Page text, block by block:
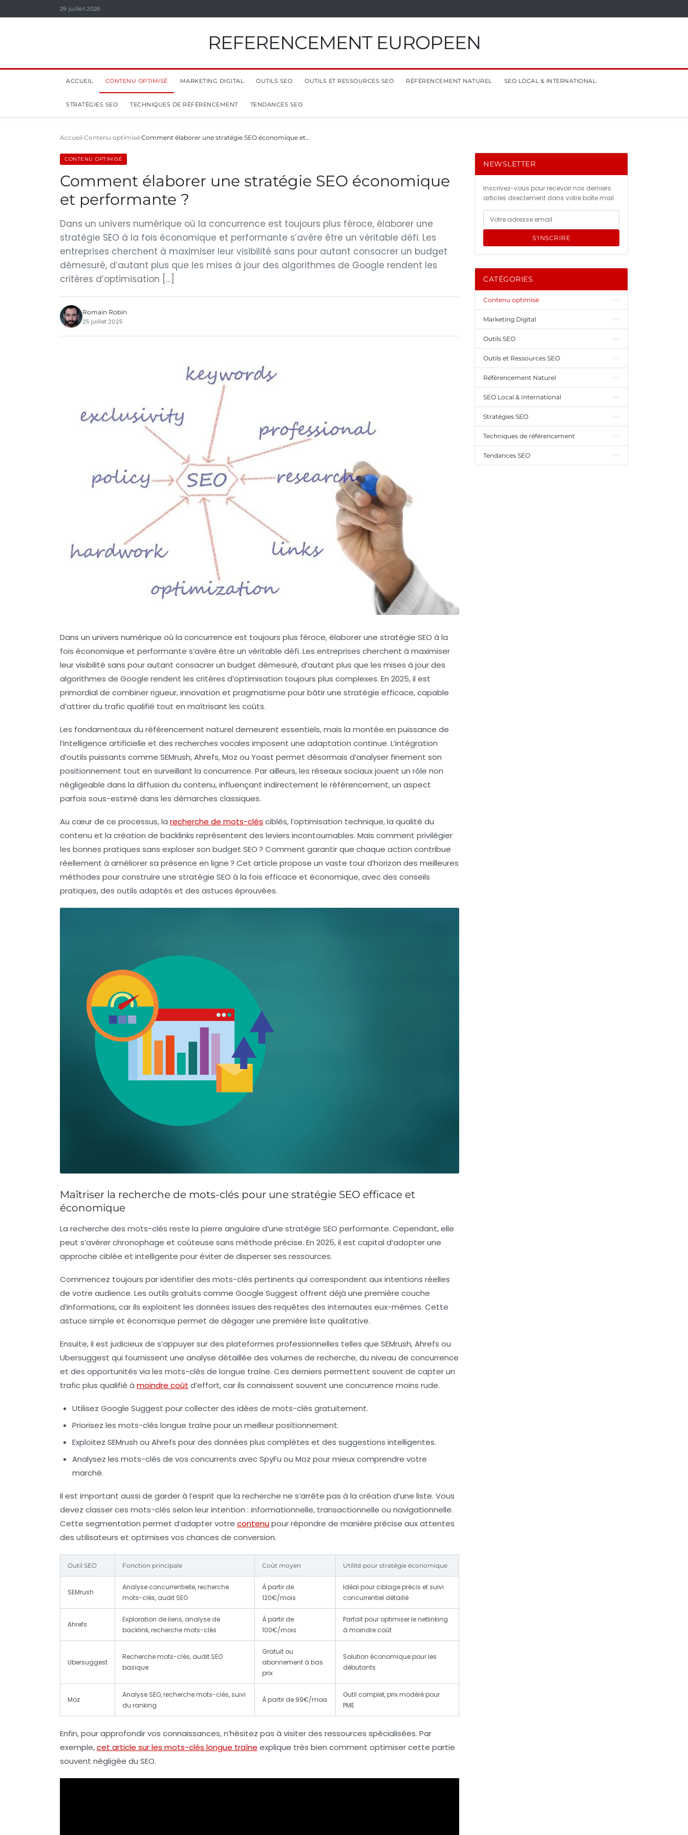
29 juillet 2026
REFERENCEMENT EUROPEEN
ACCUEIL CONTENU OPTIMISÉ MARKETING DIGITAL OUTILS SEO OUTILS ET RESSOURCES SEO RÉFÉRENCEMENT NATUREL SEO LOCAL & INTERNATIONAL
STRATÉGIES SEO TECHNIQUES DE RÉFÉRENCEMENT TENDANCES SEO
Accueil Contenu optimisé Comment élaborer une stratégie SEO économique et…
CONTENU OPTIMISÉ
Comment élaborer une stratégie SEO économique
et performante ?
Dans un univers numérique où la concurrence est toujours plus féroce, élaborer une
stratégie SEO à la fois économique et performante s’avère être un véritable défi. Les
entreprises cherchent à maximiser leur visibilité sans pour autant consacrer un budget
démesuré, d’autant plus que les mises à jour des algorithmes de Google rendent les
critères d’optimisation […]
Romain Robin
25 juillet 2025
Dans un univers numérique où la concurrence est toujours plus féroce, élaborer une stratégie SEO à la
fois économique et performante s’avère être un véritable défi. Les entreprises cherchent à maximiser
leur visibilité sans pour autant consacrer un budget démesuré, d’autant plus que les mises à jour des
algorithmes de Google rendent les critères d’optimisation toujours plus complexes. En 2025, il est
primordial de combiner rigueur, innovation et pragmatisme pour bâtir une stratégie efficace, capable
d’attirer du trafic qualifié tout en maîtrisant les coûts.
Les fondamentaux du référencement naturel demeurent essentiels, mais la montée en puissance de
l’intelligence artificielle et des recherches vocales imposent une adaptation continue. L’intégration
d’outils puissants comme SEMrush, Ahrefs, Moz ou Yoast permet désormais d’analyser finement son
positionnement tout en surveillant la concurrence. Par ailleurs, les réseaux sociaux jouent un rôle non
négligeable dans la diffusion du contenu, influençant indirectement le référencement, un aspect
parfois sous-estimé dans les démarches classiques.
Au cœur de ce processus, la recherche de mots-clés ciblés, l’optimisation technique, la qualité du
contenu et la création de backlinks représentent des leviers incontournables. Mais comment privilégier
les bonnes pratiques sans exploser son budget SEO ? Comment garantir que chaque action contribue
réellement à améliorer sa présence en ligne ? Cet article propose un vaste tour d’horizon des meilleures
méthodes pour construire une stratégie SEO à la fois efficace et économique, avec des conseils
pratiques, des outils adaptés et des astuces éprouvées.
Maîtriser la recherche de mots-clés pour une stratégie SEO efficace et
économique
La recherche des mots-clés reste la pierre angulaire d’une stratégie SEO performante. Cependant, elle
peut s’avérer chronophage et coûteuse sans méthode précise. En 2025, il est capital d’adopter une
approche ciblée et intelligente pour éviter de disperser ses ressources.
Commencez toujours par identifier des mots-clés pertinents qui correspondent aux intentions réelles
de votre audience. Les outils gratuits comme Google Suggest offrent déjà une première couche
d’informations, car ils exploitent les données issues des requêtes des internautes eux-mêmes. Cette
astuce simple et économique permet de dégager une première liste qualitative.
Ensuite, il est judicieux de s’appuyer sur des plateformes professionnelles telles que SEMrush,Ahrefs ou
Ubersuggest qui fournissent une analyse détaillée des volumes de recherche, du niveau de concurrence
et des opportunités via les mots-clés de longue traîne. Ces derniers permettent souvent de capter un
trafic plus qualifié à moindre coût d’effort, car ils connaissent souvent une concurrence moins rude.
Utilisez Google Suggest pour collecter des idées de mots-clés gratuitement.
Priorisez les mots-clés longue traîne pour un meilleur positionnement.
Exploitez SEMrush ou Ahrefs pour des données plus complètes et des suggestions intelligentes.
Analysez les mots-clés de vos concurrents avec SpyFu ou Moz pour mieux comprendre votre
marché.
Il est important aussi de garder à l’esprit que la recherche ne s’arrête pas à la création d’une liste. Vous
devez classer ces mots-clés selon leur intention : informationnelle, transactionnelle ou navigationnelle.
Cette segmentation permet d’adapter votre contenupour répondre de manière précise aux attentes
des utilisateurs et optimises vos chances de conversion.
Outil SEO Fonction principale Coût moyen Utilité pour stratégie économique
SEMrush
Analyse concurrentielle, recherche
mots-clés, audit SEO
À partir de
120€/mois
Idéal pour ciblage précis et suivi
concurrentiel détaillé
Ahrefs
Exploration de liens, analyse de
backlink, recherche mots-clés
À partir de
100€/mois
Parfait pour optimiser le netlinking
à moindre coût
Ubersuggest
Recherche mots-clés, audit SEO
basique
Gratuit ou
abonnement à bas
prix
Solution économique pour les
débutants
Moz
Analyse SEO, recherche mots-clés, suivi
du ranking
À partir de 99€/mois
Outil complet, prix modéré pour
PME
Enfin, pour approfondir vos connaissances, n’hésitez pas à visiter des ressources spécialisées. Par
exemple,cet article sur les mots-clés longue traîne explique très bien comment optimiser cette partie
souvent négligée du SEO.
NEWSLETTER
Inscrivez-vous pour recevoir nos derniers
articles directement dans votre boîte mail.
S'INSCRIRE
CATÉGORIES
Contenu optimisé
Marketing Digital
Outils SEO
Outils et Ressources SEO
Référencement Naturel
SEO Local & International
Stratégies SEO
Techniques de référencement
Tendances SEO